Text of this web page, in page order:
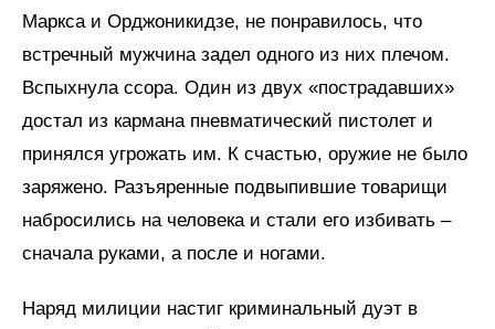
Маркса и Орджоникидзе, не понравилось, что
встречный мужчина задел одного из них плечом.
Вспыхнула ссора. Один из двух «пострадавших»
достал из кармана пневматический пистолет и
принялся угрожать им. К счастью, оружие не было
заряжено. Разъяренные подвыпившие товарищи
набросились на человека и стали его избивать –
сначала руками, а после и ногами.
Наряд милиции настиг криминальный дуэт в